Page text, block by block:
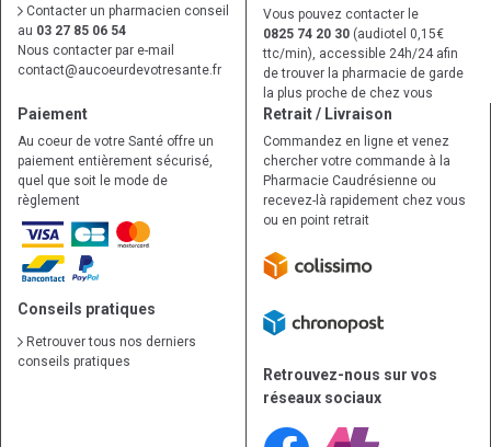
Contacter un pharmacien conseil
au 03 27 85 06 54
Nous contacter par e-mail
contact@aucoeurdevotresante.fr
Vous pouvez contacter le
0825 74 20 30 (audiotel 0,15€
ttc/min), accessible 24h/24 afin
de trouver la pharmacie de garde
la plus proche de chez vous
Paiement
Au coeur de votre Santé offre un
paiement entièrement sécurisé,
quel que soit le mode de
règlement
Conseils pratiques
Retrouver tous nos derniers
conseils pratiques
Retrait / Livraison
Commandez en ligne et venez
chercher votre commande à la
Pharmacie Caudrésienne ou
recevez-là rapidement chez vous
ou en point retrait
Retrouvez-nous sur vos
réseaux sociaux